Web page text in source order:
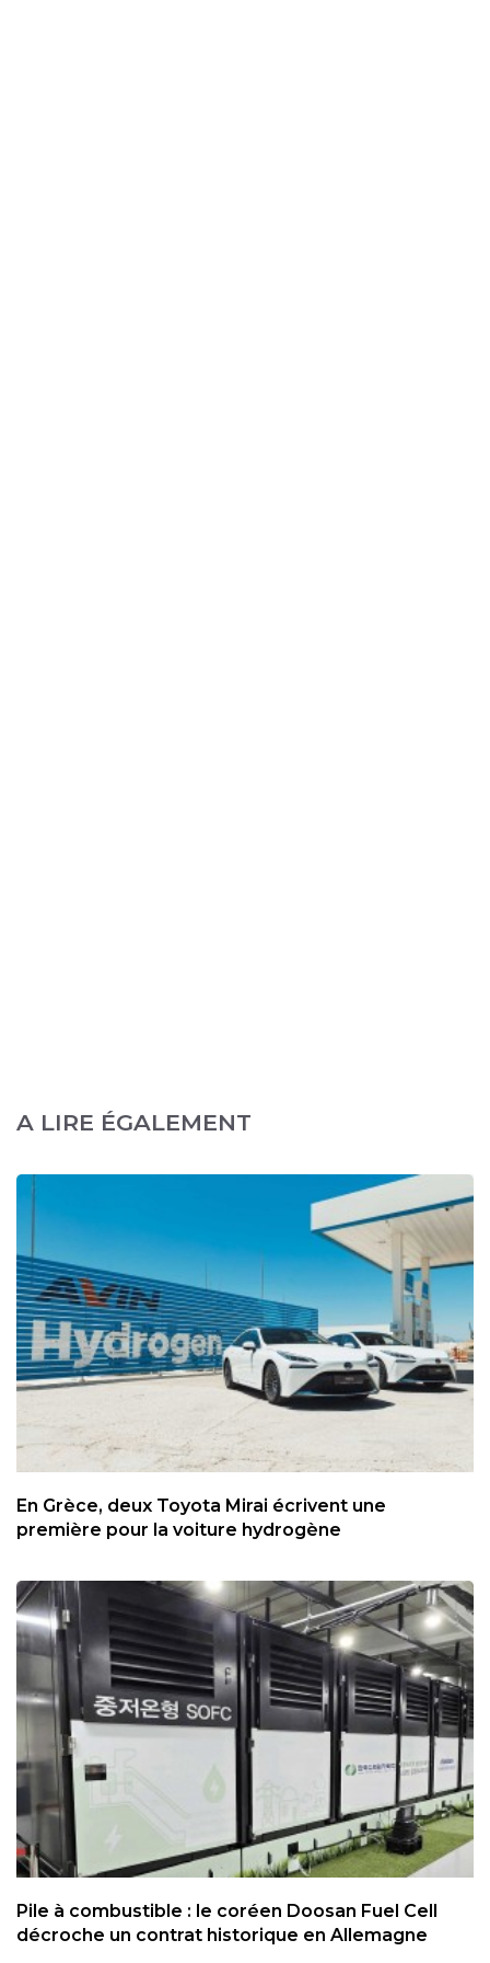
A LIRE ÉGALEMENT
En Grèce, deux Toyota Mirai écrivent une
première pour la voiture hydrogène
Pile à combustible : le coréen Doosan Fuel Cell
décroche un contrat historique en Allemagne